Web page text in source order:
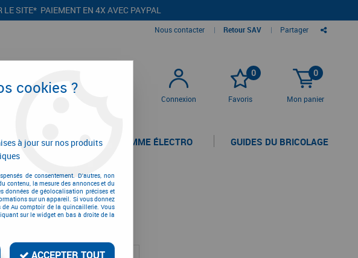
SITE* PAIEMENT EN 4X AVEC PAYPAL
Nous contacter | Retour SAV | Partager
Connexion
0
Favoris
0
Mon panier
LA GAMME ÉLECTRO GUIDES DU BRICOLAGE
cookies ?
à jour sur nos produits
de consentement. D'autres, non
contenu, la mesure des annonces et du
données de géolocalisation précises et
sur un appareil. Si vous donnez
de Au comptoir de la quincaillerie. Vous
sur le widget en bas à droite de la
ACCEPTER TOUT